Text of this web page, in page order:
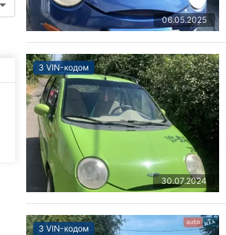
06.05.2025
З VIN-кодом
30.07.2024
З VIN-кодом